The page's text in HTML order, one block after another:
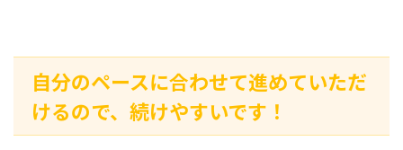
自分のペースに合わせて進めていただ
けるので、続けやすいです！